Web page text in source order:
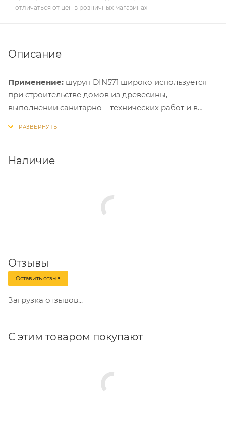
отличаться от цен в розничных магазинах
Описание
Применение: шуруп DIN571 широко используется
при строительстве домов из древесины,
выполнении санитарно – технических работ и в
бетонные, кирпичные, пенобетонные стены с
Наличие
Отзывы
Оставить отзыв
Загрузка отзывов...
С этим товаром покупают